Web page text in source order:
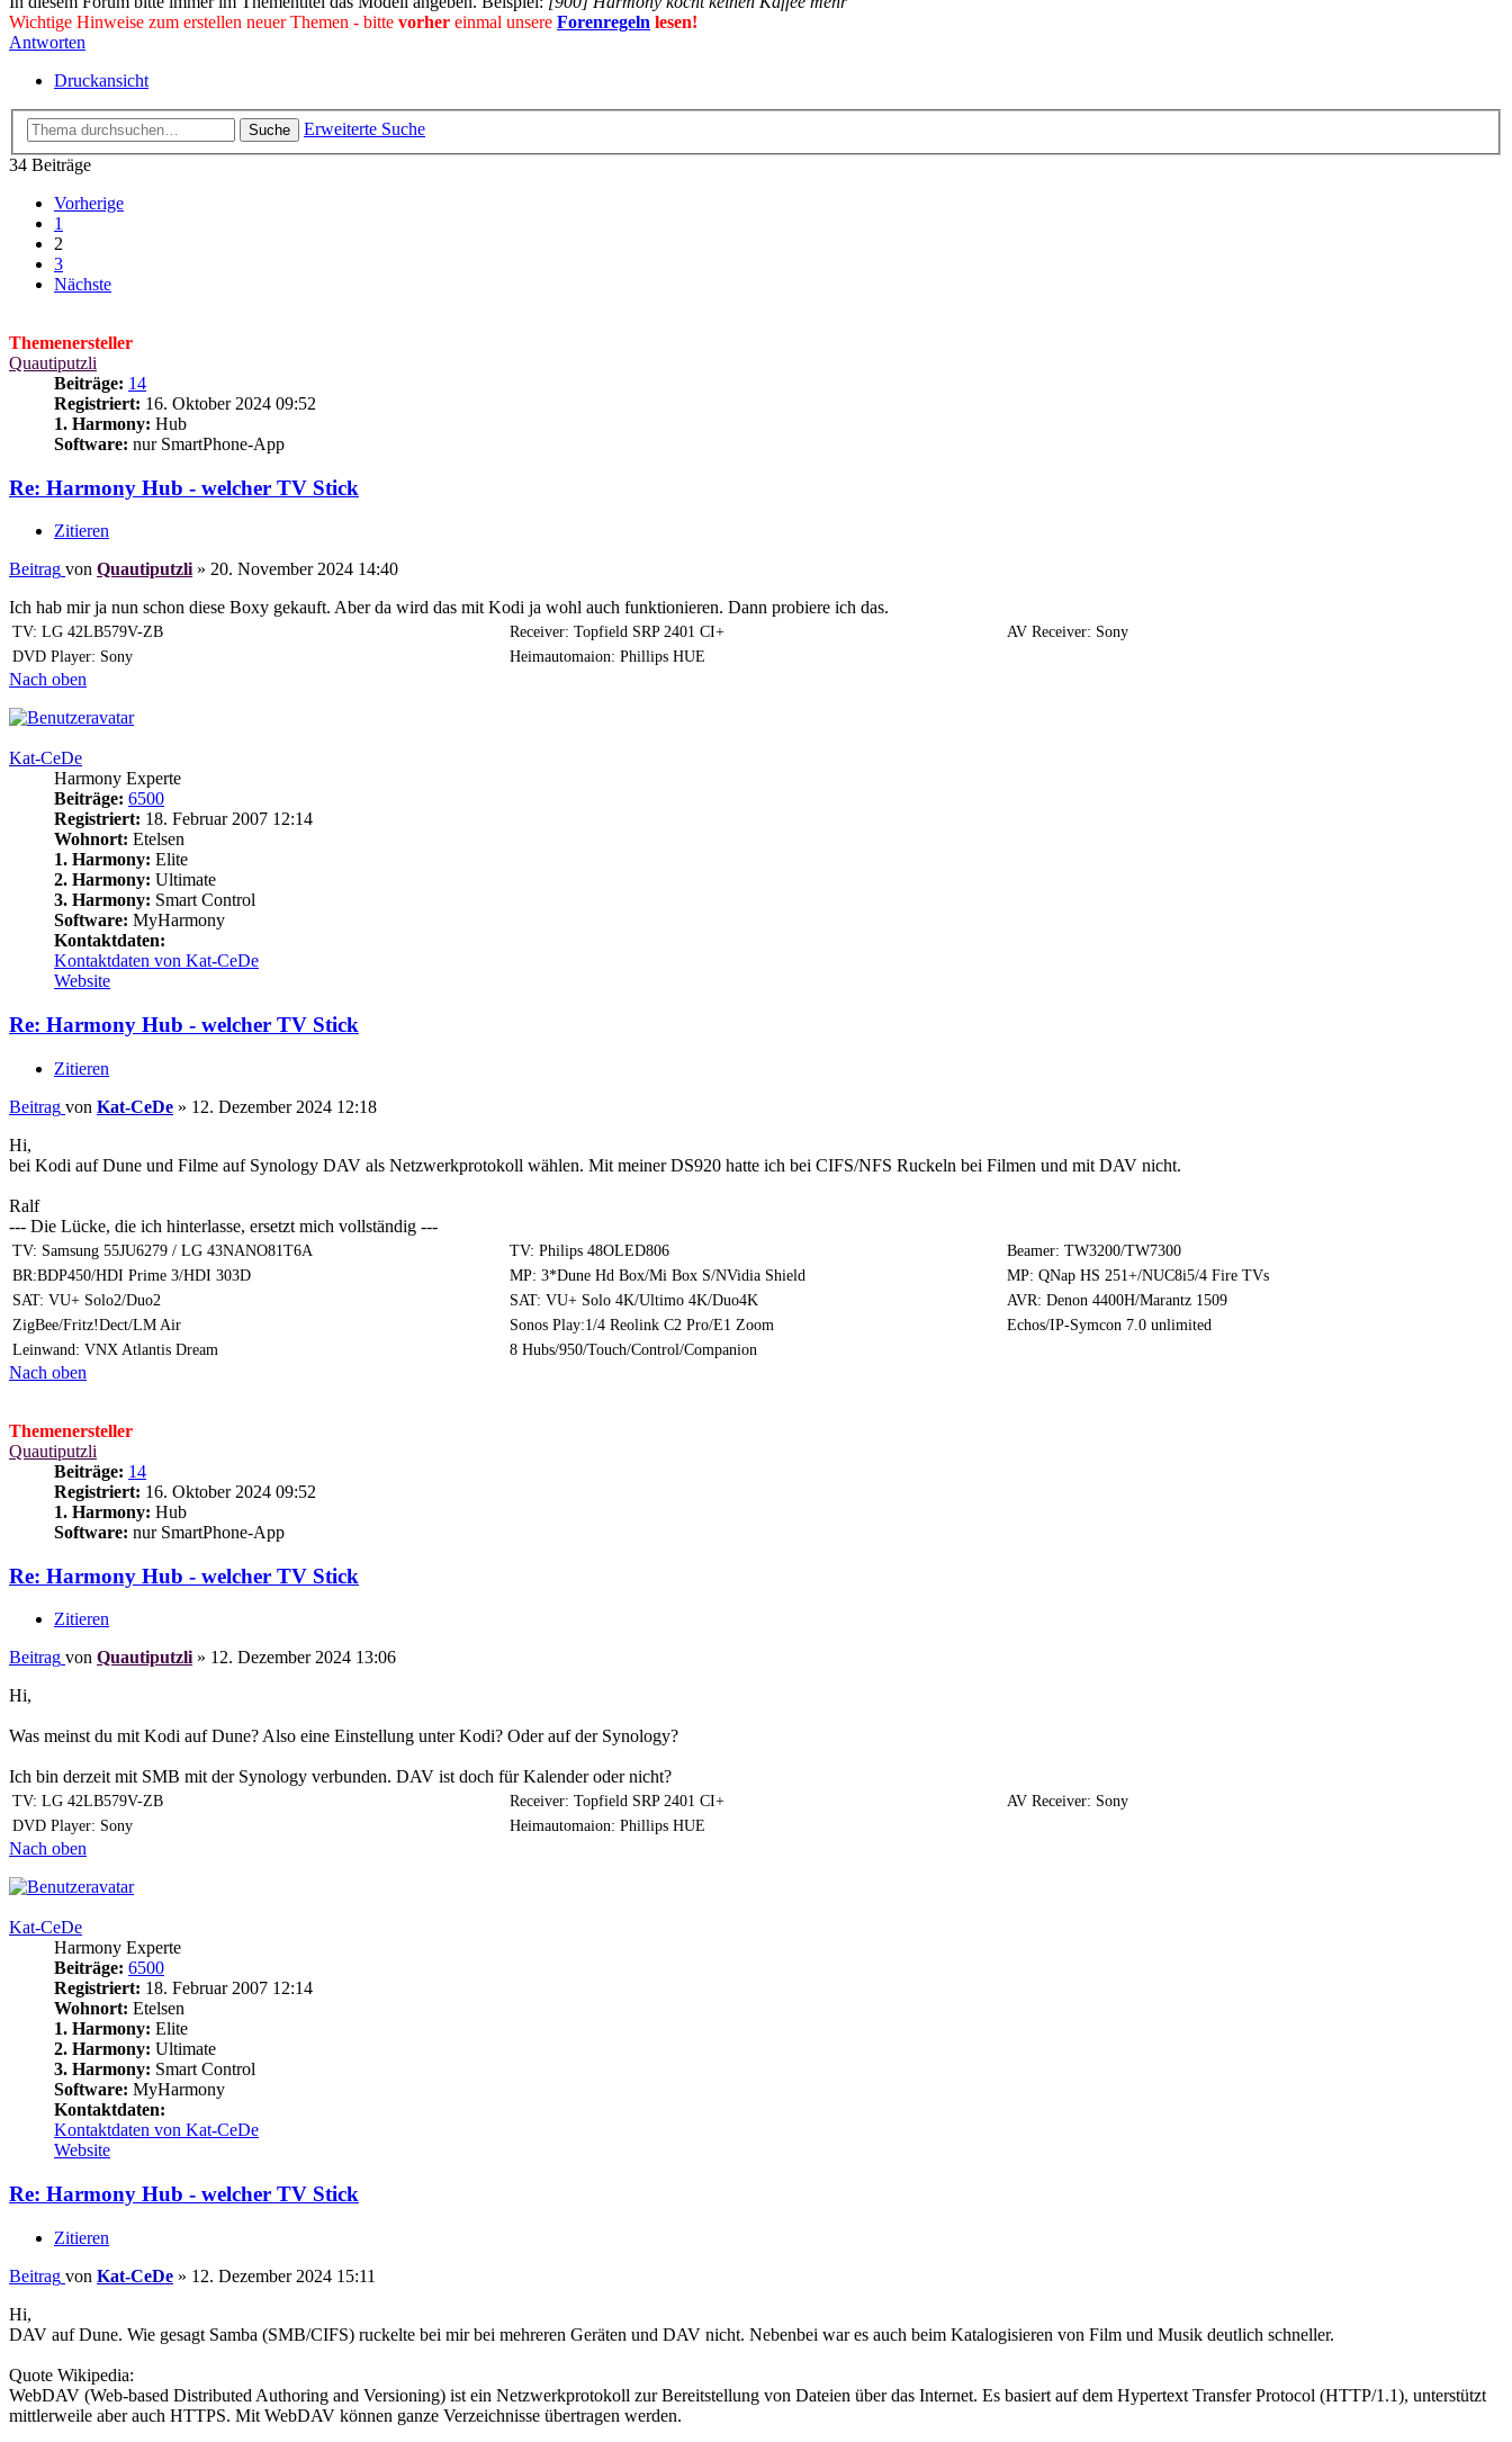
Wichtige Hinweise zum erstellen neuer Themen - bitte vorher einmal unsere Forenregeln lesen!
Antworten
Druckansicht
Suche
Erweiterte Suche
34 Beiträge
Vorherige
1
2
3
Nächste
Themenersteller
Quautiputzli
Beiträge: 14
Registriert: 16. Oktober 2024 09:52
1. Harmony: Hub
Software: nur SmartPhone-App
Re: Harmony Hub - welcher TV Stick
Zitieren
Beitrag von Quautiputzli» 20. November 2024 14:40
Ich hab mir ja nun schon diese Boxy gekauft. Aber da wird das mit Kodi ja wohl auch funktionieren. Dann probiere ich das.
TV: LG 42LB579V-ZB Receiver: Topfield SRP 2401 CI+
AV Receiver: Sony
DVD Player: Sony
Heimautomaion: Phillips HUE
Nach oben
Kat-CeDe
Harmony Experte
Beiträge: 6500
Registriert: 18. Februar 2007 12:14
Wohnort: Etelsen
1. Harmony: Elite
2. Harmony: Ultimate
3. Harmony: Smart Control
Software: MyHarmony
Kontaktdaten:
Kontaktdaten von Kat-CeDe
Website
Re: Harmony Hub - welcher TV Stick
Zitieren
Beitrag von Kat-CeDe » 12. Dezember 2024 12:18
Hi,
bei Kodi auf Dune und Filme auf Synology DAV als Netzwerkprotokoll wählen. Mit meiner DS920 hatte ich bei CIFS/NFS Ruckeln bei Filmen und mit DAV nicht.
Ralf
--- Die Lücke, die ich hinterlasse, ersetzt mich vollständig ---
TV: Samsung 55JU6279 / LG 43NANO81T6A TV: Philips 48OLED806
Beamer: TW3200/TW7300
BR:BDP450/HDI Prime 3/HDI 303D
MP: 3*Dune Hd Box/Mi Box S/NVidia Shield
MP: QNap HS 251+/NUC8i5/4 Fire TVs
SAT: VU+ Solo2/Duo2
SAT: VU+ Solo 4K/Ultimo 4K/Duo4K
AVR: Denon 4400H/Marantz 1509
ZigBee/Fritz!Dect/LM Air
Sonos Play:1/4 Reolink C2 Pro/E1 Zoom
Echos/IP-Symcon 7.0 unlimited
Leinwand: VNX Atlantis Dream
8 Hubs/950/Touch/Control/Companion
Nach oben
Themenersteller
Quautiputzli
Beiträge: 14
Registriert: 16. Oktober 2024 09:52
1. Harmony: Hub
Software: nur SmartPhone-App
Re: Harmony Hub - welcher TV Stick
Zitieren
Beitrag von Quautiputzli » 12. Dezember 2024 13:06
Hi,
Was meinst du mit Kodi auf Dune? Also eine Einstellung unter Kodi? Oder auf der Synology?
Ich bin derzeit mit SMB mit der Synology verbunden. DAV ist doch für Kalender oder nicht?
TV: LG 42LB579V-ZB Receiver: Topfield SRP 2401 CI+
AV Receiver: Sony
DVD Player: Sony
Heimautomaion: Phillips HUE
Nach oben
Kat-CeDe
Harmony Experte
Beiträge: 6500
Registriert: 18. Februar 2007 12:14
Wohnort: Etelsen
1. Harmony: Elite
2. Harmony: Ultimate
3. Harmony: Smart Control
Software: MyHarmony
Kontaktdaten:
Kontaktdaten von Kat-CeDe
Website
Re: Harmony Hub - welcher TV Stick
Zitieren
Beitrag von Kat-CeDe » 12. Dezember 2024 15:11
Hi,
DAV auf Dune. Wie gesagt Samba (SMB/CIFS) ruckelte bei mir bei mehreren Geräten und DAV nicht. Nebenbei war es auch beim Katalogisieren von Film und Musik deutlich schneller.
Quote Wikipedia:
WebDAV (Web-based Distributed Authoring and Versioning) ist ein Netzwerkprotokoll zur Bereitstellung von Dateien über das Internet. Es basiert auf dem Hypertext Transfer Protocol (HTTP/1.1), unterstützt
mittlerweile aber auch HTTPS. Mit WebDAV können ganze Verzeichnisse übertragen werden.